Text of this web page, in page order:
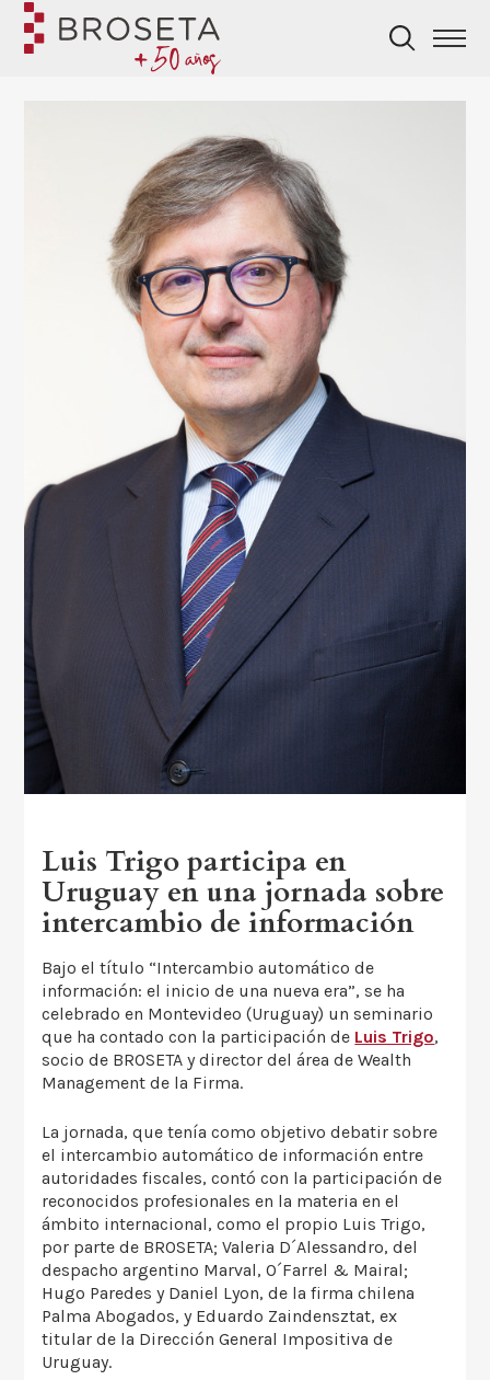
Luis Trigo participa en
Uruguay en una jornada sobre
intercambio de información
Bajo el título “Intercambio automático de
información: el inicio de una nueva era”, se ha
celebrado en Montevideo (Uruguay) un seminario
que ha contado con la participación de Luis Trigo,
socio de BROSETA y director del área de Wealth
Management de la Firma.
La jornada, que tenía como objetivo debatir sobre
el intercambio automático de información entre
autoridades fiscales, contó con la participación de
reconocidos profesionales en la materia en el
ámbito internacional, como el propio Luis Trigo,
por parte de BROSETA; Valeria D´Alessandro, del
despacho argentino Marval, O´Farrel & Mairal;
Hugo Paredes y Daniel Lyon, de la firma chilena
Palma Abogados, y Eduardo Zaindensztat, ex
titular de la Dirección General Impositiva de
Uruguay.